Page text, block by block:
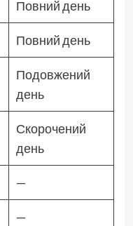
Повний день
Повний день
Подовжений
день
Скорочений
день
—
—